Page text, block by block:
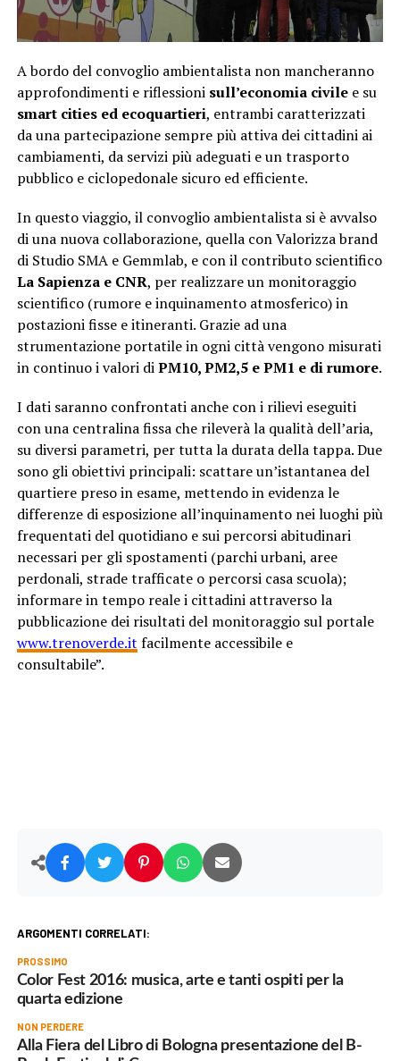
A bordo del convoglio ambientalista non mancheranno
approfondimenti e riflessioni sull’economia civilee su
smart cities ed ecoquartieri, entrambi caratterizzati
da una partecipazione sempre più attiva dei cittadini ai
cambiamenti, da servizi più adeguati e un trasporto
pubblico e ciclopedonale sicuro ed efficiente.
In questo viaggio, il convoglio ambientalista si è avvalso
di una nuova collaborazione, quella con Valorizza brand
di Studio SMA e Gemmlab, e con il contributo scientifico
La Sapienza e CNR, per realizzare un monitoraggio
scientifico (rumore e inquinamento atmosferico) in
postazioni fisse e itineranti. Grazie ad una
strumentazione portatile in ogni città vengono misurati
in continuo i valori diPM10, PM2,5 e PM1 e di rumore.
I dati saranno confrontati anche con i rilievi eseguiti
con una centralina fissa che rileverà la qualità dell’aria,
su diversi parametri, per tutta la durata della tappa. Due
sono gli obiettivi principali: scattare un’istantanea del
quartiere preso in esame, mettendo in evidenza le
differenze di esposizione all’inquinamento nei luoghi più
frequentati del quotidiano e sui percorsi abitudinari
necessari per gli spostamenti (parchi urbani, aree
perdonali, strade trafficate o percorsi casa scuola);
informare in tempo reale i cittadini attraverso la
pubblicazione dei risultati del monitoraggio sul portale
www.trenoverde.it facilmente accessibile e
consultabile”.
ARGOMENTI CORRELATI:
PROSSIMO
Color Fest 2016: musica, arte e tanti ospiti per la
quarta edizione
NON PERDERE
Alla Fiera del Libro di Bologna presentazione del B-